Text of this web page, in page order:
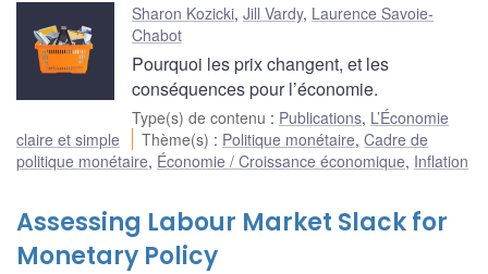
Sharon Kozicki, Jill Vardy, Laurence Savoie-
Chabot
Pourquoi les prix changent, et les
conséquences pour l’économie.
Type(s) de contenu : Publications, L’Économie
claire et simple
Thème(s) : Politique monétaire,Cadre de
politique monétaire, Économie / Croissance économique, Inflation
Assessing Labour Market Slack for
Monetary Policy